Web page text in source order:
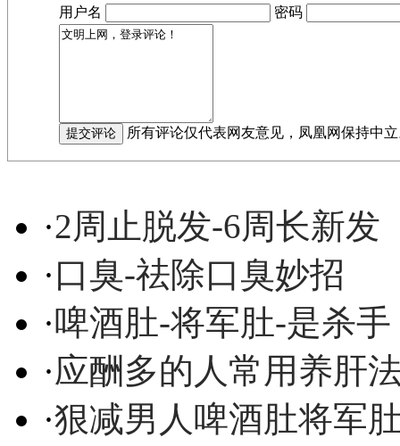
用户名
密码
所有评论仅代表网友意见，凤凰网保持中
·2周止脱发-6周长新发
·口臭-祛除口臭妙招
·啤酒肚-将军肚-是杀手
·应酬多的人常用养肝
·狠减男人啤酒肚将军